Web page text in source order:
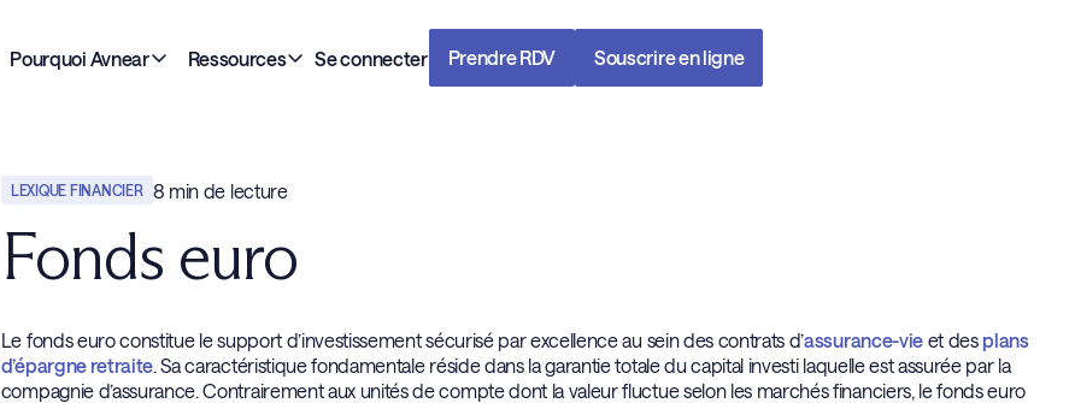
Pourquoi Avnear Ressources Se connecter Prendre RDV Souscrire en ligne
LEXIQUE FINANCIER 8 min de lecture
Fonds euro
Le fonds euro constitue le support d’investissement sécurisé par excellence au sein des contrats d’assurance-vieet des plans
d’épargne retraite. Sa caractéristique fondamentale réside dans la garantie totale du capital investi laquelle est assurée par la
compagnie d’assurance. Contrairement aux unités de compte dont la valeur fluctue selon les marchés financiers, le fonds euro